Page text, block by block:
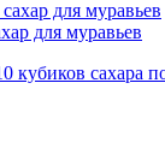
для муравьев
кубиков сахара